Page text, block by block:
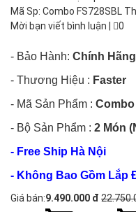
Mã Sp: Combo FS728SBL
Mời bạn viết bình luận
0
- Bảo Hành: Chính Hãng
- Thương Hiệu : Faster
- Mã Sản Phẩm :
- Bộ Sản Phẩm : 2 Món
- Free Ship Hà Nội
- Không Bao Gồm Lắp
Giá bán:9.490.000 đ